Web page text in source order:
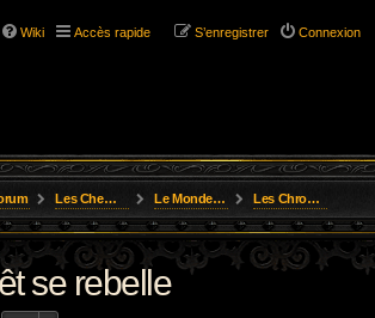
Wiki Accès rapide Connexion
S’enregistrer
Les Chemins de L'Aventure Le Monde de Golarion Les Chroniques des Aventures
se rebelle